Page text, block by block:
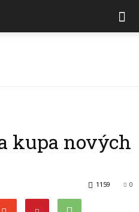
hodinky
kupa nových
0
1159